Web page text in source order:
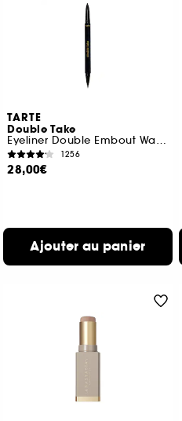
TARTE
Double Take
Eyeliner Double Embout Waterproof Liquide et Crayon
1256
28,00€
Ajouter au panier